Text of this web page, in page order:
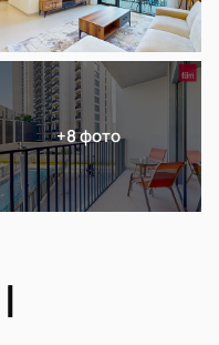
+8 фото